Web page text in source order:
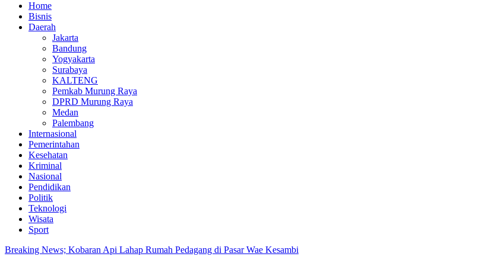
Home
Bisnis
Daerah
Jakarta
Bandung
Yogyakarta
Surabaya
KALTENG
Pemkab Murung Raya
DPRD Murung Raya
Medan
Palembang
Internasional
Pemerintahan
Kesehatan
Kriminal
Nasional
Pendidikan
Politik
Teknologi
Wisata
Sport
Breaking News; Kobaran Api Lahap Rumah Pedagang di Pasar Wae Kesambi